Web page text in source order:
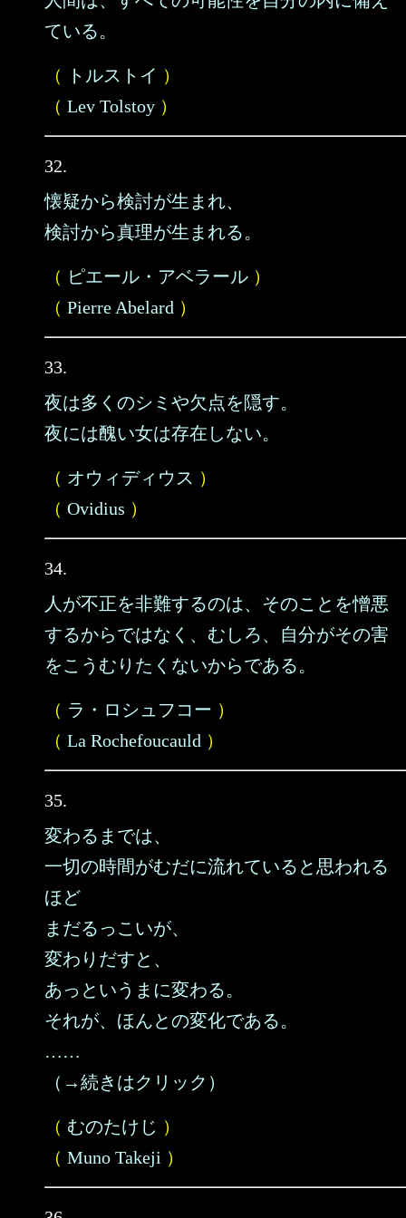
ている。
（ トルストイ ）
（ Lev Tolstoy ）
32.
懐疑から検討が生まれ、
検討から真理が生まれる。
（ ピエール・アベラール ）
（ Pierre Abelard ）
33.
夜は多くのシミや欠点を隠す。
夜には醜い女は存在しない。
（ オウィディウス ）
（ Ovidius ）
34.
人が不正を非難するのは、そのことを憎悪
するからではなく、むしろ、自分がその害
をこうむりたくないからである。
（ ラ・ロシュフコー ）
（ La Rochefoucauld ）
35.
変わるまでは、
一切の時間がむだに流れていると思われる
ほど
まだるっこいが、
変わりだすと、
あっというまに変わる。
それが、ほんとの変化である。
……
（→続きはクリック）
（ むのたけじ ）
（ Muno Takeji ）